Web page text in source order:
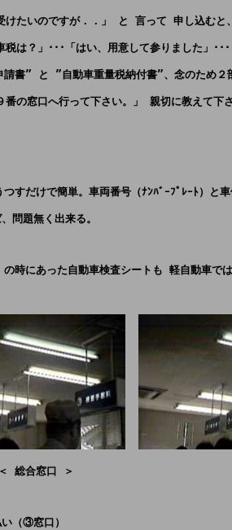
たいのですが．．」 と 言って 申し込むと
は？」･･･「はい、用意して参りました」･･
書” と ”自動車重量税納付書”、念のため２
の窓口へ行って下さい。」 親切に教えて下
すだけで簡単。車両番号（ﾅﾝﾊﾞｰﾌﾟﾚｰﾄ）と
問題無く出来る。
時にあった自動車検査シートも 軽自動車で
総合窓口 ＞
（③窓口）